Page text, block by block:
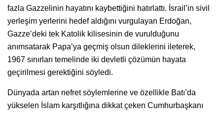
fazla Gazzelinin hayatını kaybettiğini hatırlattı. İsrail’in sivil
yerleşim yerlerini hedef aldığını vurgulayan Erdoğan,
Gazze’deki tek Katolik kilisesinin de vurulduğunu
anımsatarak Papa’ya geçmiş olsun dileklerini ileterek,
1967 sınırları temelinde iki devletli çözümün hayata
geçirilmesi gerektiğini söyledi.
Dünyada artan nefret söylemlerine ve özellikle Batı’da
yükselen İslam karşıtlığına dikkat çeken Cumhurbaşkanı